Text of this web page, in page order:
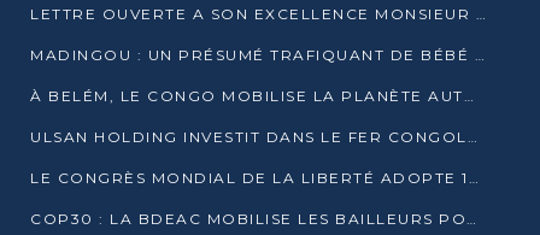
LETTRE OUVERTE A SON EXCELLENCE MONSIEUR DENIS SASSOU NGUESSO, PRESIDENT DE LAREPUBLIQUE DU CONGO
MADINGOU : UN PRÉSUMÉ TRAFIQUANT DE BÉBÉ CHIMPANZÉ FIXÉ SUR SON SORT LE 20 NOVEMBRE
À BELÉM, LE CONGO MOBILISE LA PLANÈTE AUTOUR DU FONDS BLEU POUR LE BASSIN DU CONGO
ULSAN HOLDING INVESTIT DANS LE FER CONGOLAIS
LE CONGRÈS MONDIAL DE LA LIBERTÉ ADOPTE 14 RÉSOLUTIONS HISTORIQUES
COP30 : LA BDEAC MOBILISE LES BAILLEURS POUR LE FONDS BLEU DU BASSIN DU CONGO